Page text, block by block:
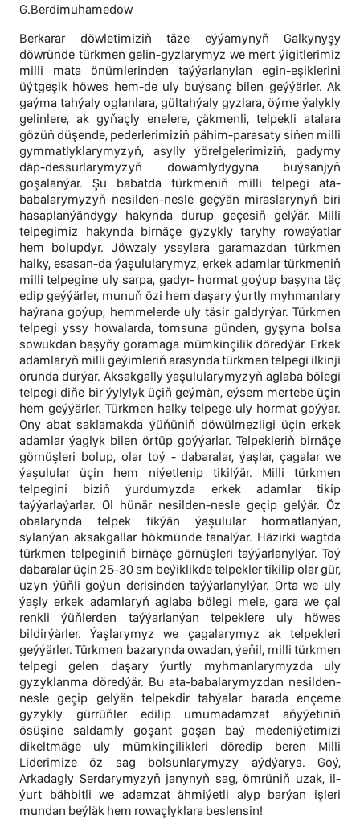
G.Berdimuhamedow
Berkarar döwletimiziň täze eýýamynyň Galkynyşy
döwründe türkmen gelin-gyzlarymyz we mert ýigitlerimiz
milli mata önümlerinden taýýarlanylan egin-eşiklerini
üýtgeşik höwes hem-de uly buýsanç bilen geýýärler. Ak
gaýma tahýaly oglanlara, gültahýaly gyzlara, öýme ýalykly
gelinlere, ak gyňaçly enelere, çäkmenli, telpekli atalara
gözüň düşende, pederlerimiziň pähim-parasaty siňen milli
gymmatlyklarymyzyň, asylly ýörelgelerimiziň, gadymy
däp-dessurlarymyzyň dowamlydygyna buýsanjyň
goşalanýar. Şu babatda türkmeniň milli telpegi ata-
babalarymyzyň nesilden-nesle geçýän miraslarynyň biri
hasaplanýändygy hakynda durup geçesiň gelýär. Milli
telpegimiz hakynda birnäçe gyzykly taryhy rowaýatlar
hem bolupdyr. Jöwzaly yssylara garamazdan türkmen
halky, esasan-da ýaşulularymyz, erkek adamlar türkmeniň
milli telpegine uly sarpa, gadyr- hormat goýup başyna täç
edip geýýärler, munuň özi hem daşary ýurtly myhmanlary
haýrana goýup, hemmelerde uly täsir galdyrýar. Türkmen
telpegi yssy howalarda, tomsuna günden, gyşyna bolsa
sowukdan başyňy goramaga mümkinçilik döredýär. Erkek
adamlaryň milli geýimleriň arasynda türkmen telpegi ilkinji
orunda durýar. Aksakgally ýaşulularymyzyň aglaba bölegi
telpegi diňe bir ýylylyk üçiň geýmän, eýsem mertebe üçin
hem geýýärler. Türkmen halky telpege uly hormat goýýar.
Ony abat saklamakda ýüňüniň döwülmezligi üçin erkek
adamlar ýaglyk bilen örtüp goýýarlar. Telpekleriň birnäçe
görnüşleri bolup, olar toý - dabaralar, ýaşlar, çagalar we
ýaşulular üçin hem niýetlenip tikilýär. Milli türkmen
telpegini biziň ýurdumyzda erkek adamlar tikip
taýýarlaýarlar. Ol hünär nesilden-nesle geçip gelýär. Öz
obalarynda telpek tikýän ýaşulular hormatlanýan,
sylanýan aksakgallar hökmünde tanalýar. Häzirki wagtda
türkmen telpeginiň birnäçe görnüşleri taýýarlanylýar. Toý
dabaralar üçin 25-30 sm beýiklikde telpekler tikilip olar gür,
uzyn ýüňli goýun derisinden taýýarlanylýar. Orta we uly
ýaşly erkek adamlaryň aglaba bölegi mele, gara we çal
renkli ýüňlerden taýýarlanýan telpeklere uly höwes
bildirýärler. Ýaşlarymyz we çagalarymyz ak telpekleri
geýýärler. Türkmen bazarynda owadan, ýeňil, milli türkmen
telpegi gelen daşary ýurtly myhmanlarymyzda uly
gyzyklanma döredýär. Bu ata-babalarymyzdan nesilden-
nesle geçip gelýän telpekdir tahýalar barada ençeme
gyzykly gürrüňler edilip umumadamzat aňyýetiniň
ösüşine saldamly goşant goşan baý medeniýetimizi
dikeltmäge uly mümkinçilikleri döredip beren Milli
Liderimize öz sag bolsunlarymyzy aýdýarys. Goý,
Arkadagly Serdarymyzyň janynyň sag, ömrüniň uzak, il-
ýurt bähbitli we adamzat ähmiýetli alyp barýan işleri
mundan beýläk hem rowaçlyklara beslensin!